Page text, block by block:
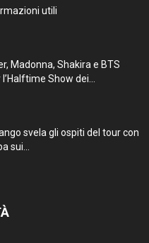
utili
Madonna, Shakira e BTS
Show dei...
svela gli ospiti del tour con
sui...